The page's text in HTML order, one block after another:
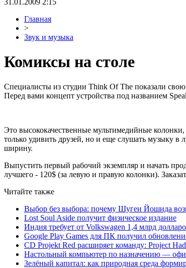
31.01.2009 2:15
Главная
>
Звук и музыка
Комиксы на столе
Специалисты из студии Think Of The показали
Перед вами концепт устройства под названием
Это высококачественные мультимедийные
только удивить друзей, но и еще слушать музыку в
ширину.
Выпустить первый рабочий экземпляр и начать
лучшего - 120$ (за левую и правую колонки).
Читайте также
Выбор без выбора: почему Шугеи Йошида
Lost Soul Aside получит физическое издание
Индия требует от Volkswagen 1,4 млрд
Google Play Games для ПК получил
CD Projekt Red расширяет команду: Project
Настольный компьютер по назначению —
Зелёный капитал: как природная среда